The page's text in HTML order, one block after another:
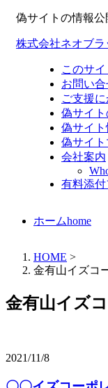
偽サイトの情報公
株式会社ネオブラ
このサ
お問い合
ご支援
偽サイ
偽サイト
偽サイト
会社案内
有料添付
ホームhome
HOME >
金有山イズコ
金有山イズ
2021/11/8